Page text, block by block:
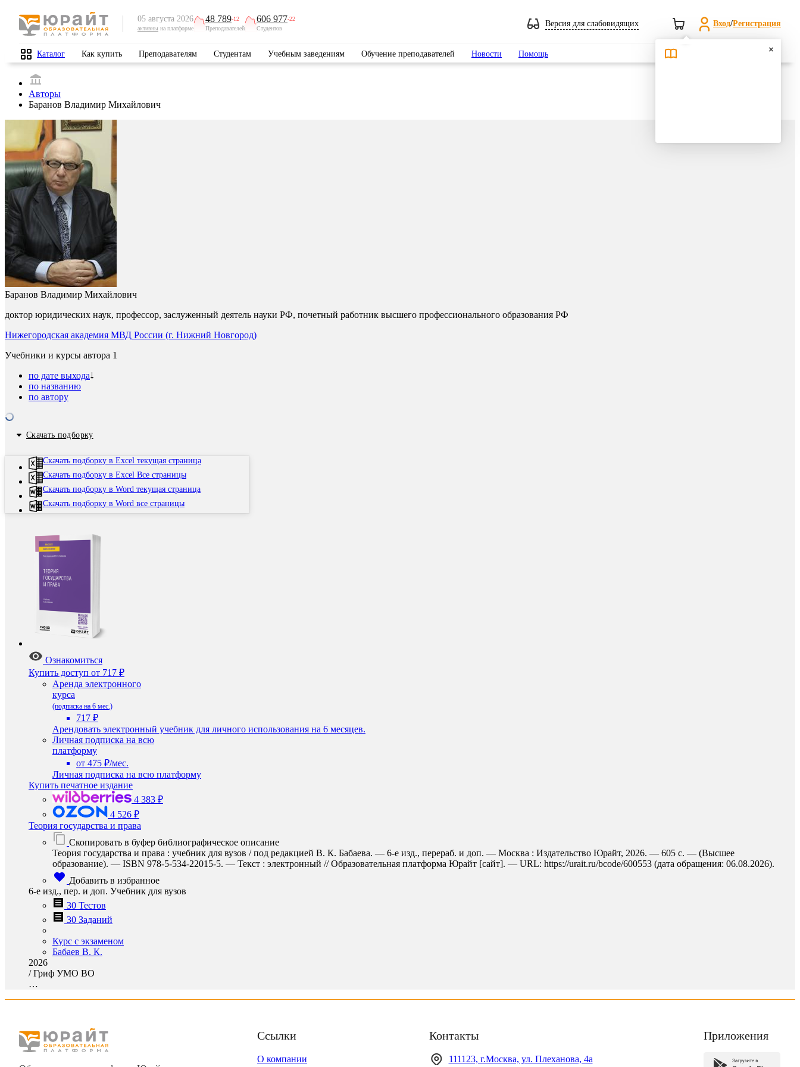
05 августа 2026
активны на платформе
48 789-12
Преподавателей
606 977-22
Студентов
Версия для слабовидящих Вход/Регистрация
Каталог Как купить Преподавателям Студентам Учебным заведениям Обучение преподавателей Новости Помощь Поиск
Авторы
Баранов Владимир Михайлович
Баранов Владимир Михайлович
доктор юридических наук, профессор, заслуженный деятель науки РФ, почетный работник высшего профессионального образования РФ
Нижегородская академия МВД России (г. Нижний Новгород)
Учебники и курсы автора 1
по дате выхода
по названию
по автору
Скачать подборку
Скачать подборку в Excel текущая страница
Скачать подборку в Excel Все страницы
Скачать подборку в Word текущая страница
Скачать подборку в Word все страницы
Ознакомиться
Купить доступ от 717 ₽
Аренда электронного
курса
(подписка на 6 мес.)
717 ₽
Арендовать электронный учебник для личного использования на 6 месяцев.
Личная подписка на всю
платформу
от 475 ₽/мес.
Личная подписка на всю платформу
Купить печатное издание
4 383 ₽
4 526 ₽
Теория государства и права
Скопировать в буфер библиографическое описание
Теория государства и права : учебник для вузов / под редакцией В. К. Бабаева. — 6-е изд., перераб. и доп. — Москва : Издательство Юрайт, 2026. — 605 с. — (Высшее
образование). — ISBN 978-5-534-22015-5. — Текст : электронный // Образовательная платформа Юрайт [сайт]. — URL: https://urait.ru/bcode/600553 (дата обращения: 06.08.2026).
Добавить в избранное
6-е изд., пер. и доп. Учебник для вузов
30 Тестов
30 Заданий
Курс с экзаменом
Бабаев В. К.
2026
/Гриф УМО ВО
…
Ссылки
О компании
Контакты
111123, г.Москва, ул. Плеханова, 4а
Приложения